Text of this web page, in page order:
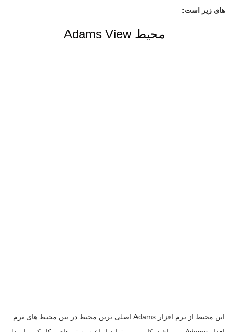
های زیر است:
Adams View محیط
این محیط از نرم افزار Adams اصلی ترین محیط در بین محیط های نرم